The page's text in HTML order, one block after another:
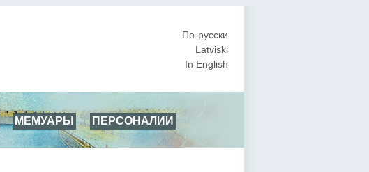
По-русски
Latviski
In English
МЕМУАРЫ
ПЕРСОНАЛИИ